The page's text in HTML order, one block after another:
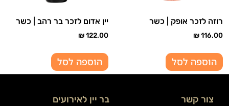
רוזה לזכר אופק | כשר
₪116.00
הוספה לסל
יין אדום לזכר בר רהב | כשר
₪122.00
הוספה לסל
צור קשר בר יין לאירועים